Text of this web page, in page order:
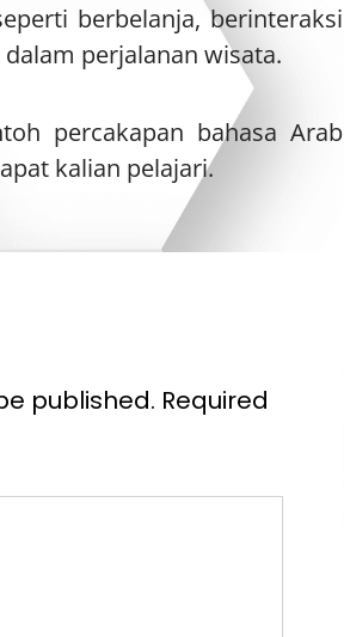
berbelanja, berinteraksi
perjalanan wisata.
percakapan bahasa Arab
kalian pelajari.
published. Required